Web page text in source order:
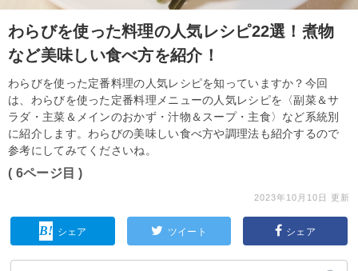
わらびを使った料理の人気レシピ22選！煮物
など美味しい食べ方を紹介！
わらびを使った定番料理の人気レシピを知っていますか？今回
は、わらびを使った定番料理メニューの人気レシピを〈副菜＆サ
ラダ・主菜＆メインのおかず・汁物＆スープ・主食〉など系統別
に紹介します。わらびの美味しい食べ方や調理法も紹介するので
参考にしてみてくださいね。
( 6ページ目 )
2023年10月10日 更新
シェア ツイート シェア